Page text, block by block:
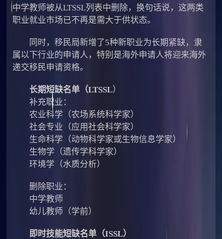
中学教师被从LTSSL列表中删除，换句话说，这两类
职业就业市场已不再是需大于供状态。
同时，移民局新增了5种新职业为长期紧缺，隶
属以下行业的申请人，特别是海外申请人将迎来海外
递交移民申请资格。
长期短缺名单（LTSSL）
补充职业：
农业科学（农场系统科学家）
社会专业（应用社会科学家）
生命科学（动物科学家或生物信息学家）
生物学（遗传学科学家）
环境学（水质分析）
删除职业：
中学教师
幼儿教师（学前）
即时技能短缺名单（ISSL）